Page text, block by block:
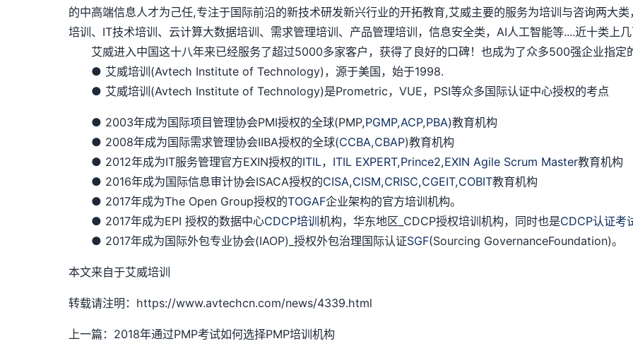
的中高端信息人才为己任,专注于国际前沿的新技术研发新兴行业的开拓教育,艾威主要的服务为培训与咨询两大
培训、IT技术培训、云计算大数据培训、需求管理培训、产品管理培训，信息安全类，AI人工智能等....近十类上几
艾威进入中国这十八年来已经服务了超过5000多家客户，获得了良好的口碑！也成为了众多500强企业指定
● 艾威培训(Avtech Institute of Technology)，源于美国，始于1998.
● 艾威培训(Avtech Institute of Technology)是Prometric，VUE，PSI等众多国际认证中心授权的考点
● 2003年成为国际项目管理协会PMI授权的全球(PMP,PGMP,ACP,PBA)教育机构
● 2008年成为国际需求管理协会IIBA授权的全球(CCBA,CBAP)教育机构
● 2012年成为IT服务管理官方EXIN授权的ITIL， ITIL EXPERT,Prince2,EXIN Agile Scrum Master教育机构
● 2016年成为国际信息审计协会ISACA授权的CISA,CISM,CRISC,CGEIT,COBIT教育机构
● 2017年成为The Open Group授权的TOGAF企业架构的官方培训机构。
● 2017年成为EPI 授权的数据中心CDCP培训机构，华东地区_CDCP授权培训机构，同时也是CDCP认证考
● 2017年成为国际外包专业协会(IAOP)_授权外包治理国际认证SGF(Sourcing GovernanceFoundation)。
本文来自于艾威培训
转载请注明：https://www.avtechcn.com/news/4339.html
上一篇：2018年通过PMP考试如何选择PMP培训机构